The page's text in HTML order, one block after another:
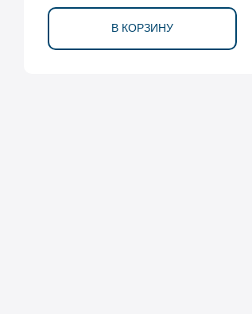
В КОРЗИНУ